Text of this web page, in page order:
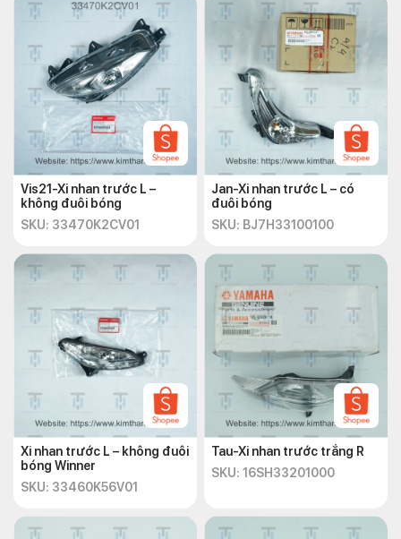
Vis21-Xi nhan trước L –
không đuôi bóng
SKU: 33470K2CV01
Jan-Xi nhan trước L – có
đuôi bóng
SKU: BJ7H33100100
Xi nhan trước L – không đuôi
bóng Winner
SKU: 33460K56V01
Tau-Xi nhan trước trắng R
SKU: 16SH33201000